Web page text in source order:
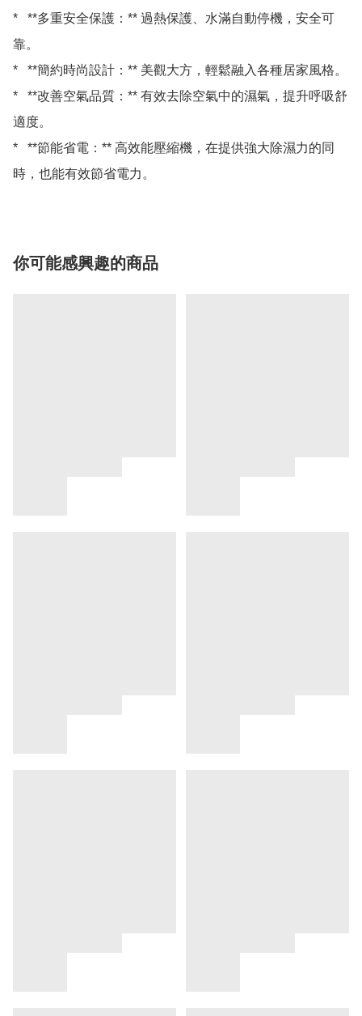
*   **多重安全保護：** 過熱保護、水滿自動停機，安全可
靠。
*   **簡約時尚設計：** 美觀大方，輕鬆融入各種居家風格。
*   **改善空氣品質：** 有效去除空氣中的濕氣，提升呼吸舒
適度。
*   **節能省電：** 高效能壓縮機，在提供強大除濕力的同
你可能感興趣的商品